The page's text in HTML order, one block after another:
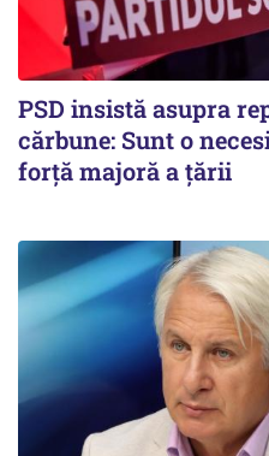
PSD insistă asupra
cărbune: Sunt o
forță majoră a țării